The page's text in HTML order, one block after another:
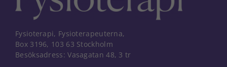
Fysioterapi, Fysioterapeuterna,
Box 3196, 103 63 Stockholm
Besöksadress: Vasagatan 48, 3 tr